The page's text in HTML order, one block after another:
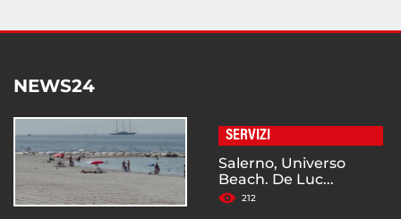
NEWS24
SERVIZI
Salerno, Universo
Beach. De Luc...
212